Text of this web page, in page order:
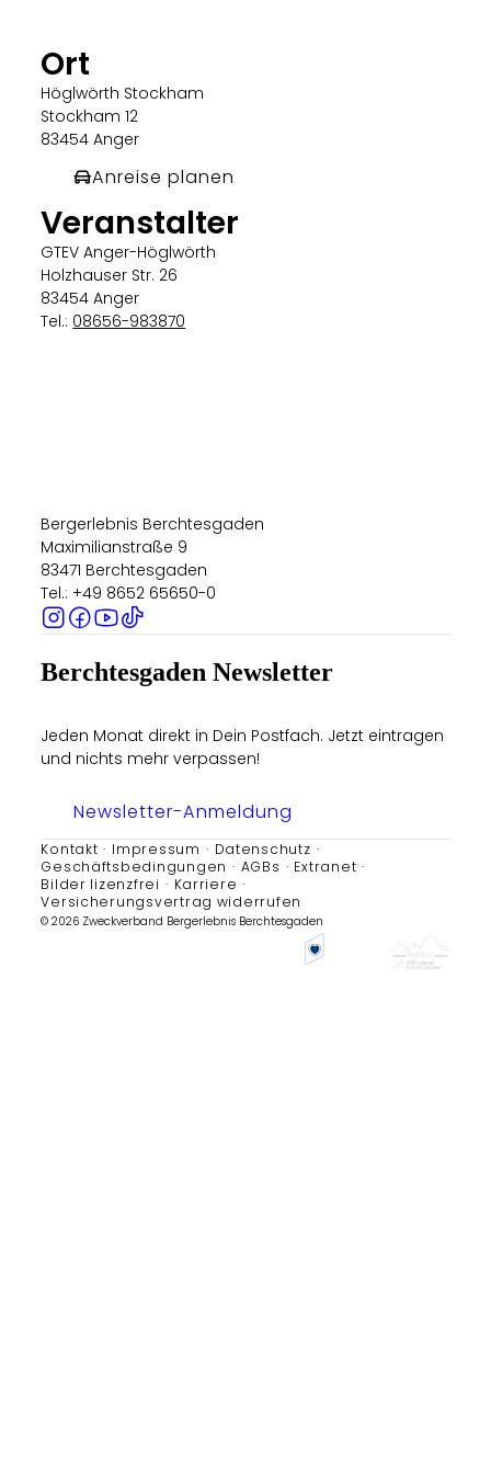
Ort
Höglwörth Stockham
Stockham 12
83454 Anger
Anreise planen
Veranstalter
GTEV Anger-Höglwörth
Holzhauser Str. 26
83454 Anger
Tel.: 08656-983870
Bergerlebnis Berchtesgaden
Maximilianstraße 9
83471 Berchtesgaden
Tel.: +49 8652 65650-0
Berchtesgaden Newsletter
Jeden Monat direkt in Dein Postfach. Jetzt eintragen
und nichts mehr verpassen!
Newsletter-Anmeldung
Kontakt Impressum
Datenschutz
Geschäftsbedingungen
AGBs
Extranet
Bilder lizenzfrei
Karriere
Versicherungsvertrag widerrufen
© 2026 Zweckverband Bergerlebnis Berchtesgaden